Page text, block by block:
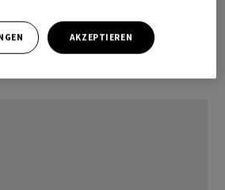
gilt als verkehrsreichster
Start- und Landebahn der
AKZEPTIEREN